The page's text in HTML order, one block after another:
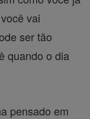
vai
ser tão
quando o dia
pensado em